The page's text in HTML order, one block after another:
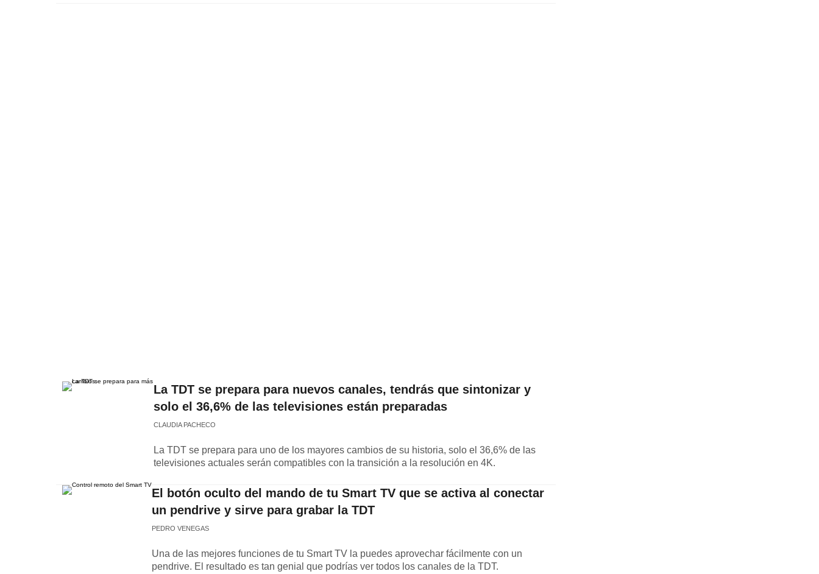
La TDT se prepara para nuevos canales, tendrás que sintonizar y
solo el 36,6% de las televisiones están preparadas
CLAUDIA PACHECO
La TDT se prepara para uno de los mayores cambios de su historia, solo el 36,6% de las
televisiones actuales serán compatibles con la transición a la resolución en 4K.
El botón oculto del mando de tu Smart TV que se activa al conectar
un pendrive y sirve para grabar la TDT
PEDRO VENEGAS
Una de las mejores funciones de tu Smart TV la puedes aprovechar fácilmente con un
pendrive. El resultado es tan genial que podrías ver todos los canales de la TDT.